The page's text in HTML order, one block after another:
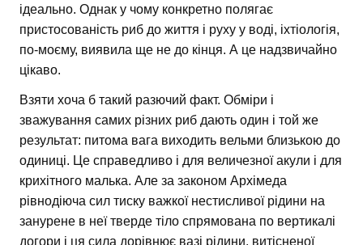
ідеально. Однак у чому конкретно полягає
пристосованість риб до життя і руху у воді, іхтіологія,
по-моєму, виявила ще не до кінця. А це надзвичайно
цікаво.
Взяти хоча б такий разючий факт. Обміри і
зважування самих різних риб дають один і той же
результат: питома вага виходить вельми близькою до
одиниці. Це справедливо і для величезної акули і для
крихітного малька. Але за законом Архімеда
рівнодіюча сил тиску важкої нестисливої рідини на
занурене в неї тверде тіло спрямована по вертикалі
догори і ця сила дорівнює вазі рідини, витісненої